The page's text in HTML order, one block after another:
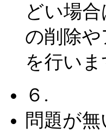
どい場
の削除
を行いま
６.
問題が